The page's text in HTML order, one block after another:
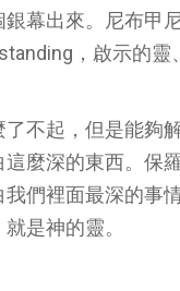
幕出來。尼布甲
，啟示的靈
不起，但是能夠
這麼深的東西。保
我們裡面最深的事
是神的靈。